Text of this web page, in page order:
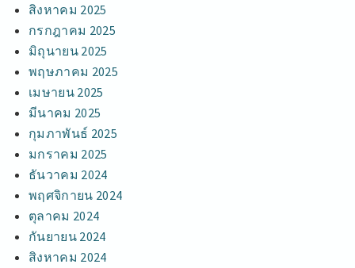
สิงหาคม 2025
กรกฎาคม 2025
มิถุนายน 2025
พฤษภาคม 2025
เมษายน 2025
มีนาคม 2025
กุมภาพันธ์ 2025
มกราคม 2025
ธันวาคม 2024
พฤศจิกายน 2024
ตุลาคม 2024
กันยายน 2024
สิงหาคม 2024